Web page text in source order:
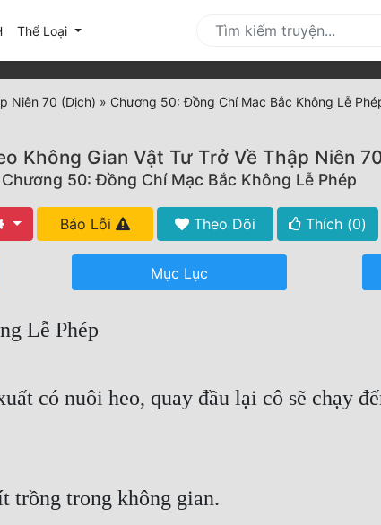
Thể Loại
Niên 70 (Dịch) » Chương 50: Đồng Chí Mạc Bắc Không Lễ
Không Gian Vật Tư Trở Về Thập Niên
Chương 50: Đồng Chí Mạc Bắc Không Lễ Phép
Báo Lỗi Theo Dõi Thích (0)
Mục Lục
Lễ Phép
có nuôi heo, quay đầu lại cô sẽ chạy
trồng trong không gian.